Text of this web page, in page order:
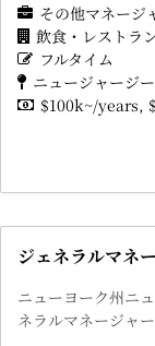
その他マネージ
飲食・レストラ
フルタイム
ニュージャージ
$100k~/years
ジェネラルマネ
ニューヨーク州ニ
ネラルマネージャ